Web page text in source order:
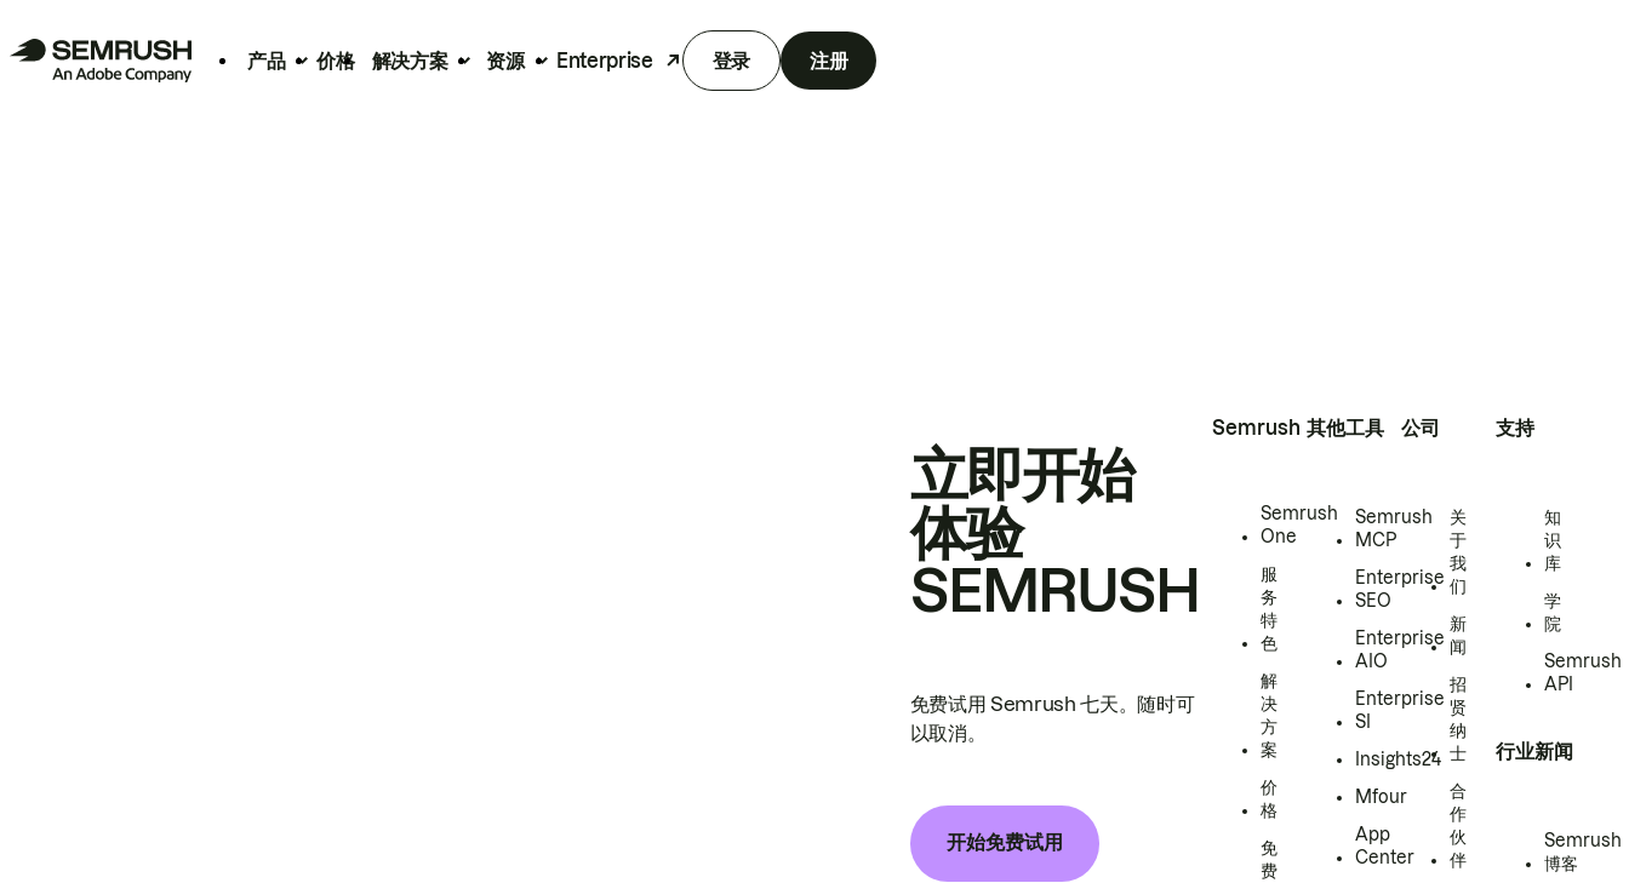
产品 价格 解决方案 资源 Enterprise 登录 注册
立即开始
体验
SEMRUSH
免费试用 Semrush 七天。随时可
以取消。
开始免费试用
Semrush
Semrush
One
服
务
特
色
解
决
方
案
价
格
免
费
其他工具
Semrush
MCP
Enterprise
SEO
Enterprise
AIO
Enterprise
SI
Insights24
Mfour
App
Center
公司
关
于
我
们
新
闻
招
贤
纳
士
合
作
伙
伴
支持
知
识
库
学
院
Semrush
API
行业新闻
Semrush
博客